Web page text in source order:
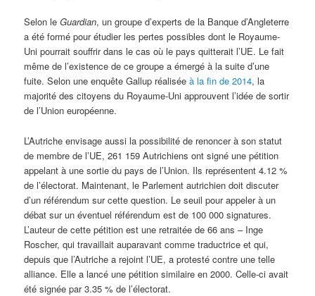
Selon leGuardian, un groupe d’experts de la Banque d’Angleterre
a été formé pour étudier les pertes possibles dont le Royaume-
Uni pourrait souffrir dans le cas où le pays quitterait l’UE. Le fait
même de l’existence de ce groupe a émergé à la suite d’une
fuite. Selon une enquête Gallup réaliséeà la fin de 2014, la
majorité des citoyens du Royaume-Uni approuvent l’idée de sortir
de l’Union européenne.
L’Autriche envisage aussi la possibilité de renoncer à son statut
de membre de l’UE, 261 159 Autrichiens ont signé une pétition
appelant à une sortie du pays de l’Union. Ils représentent 4.12 %
de l’électorat. Maintenant, le Parlement autrichien doit discuter
d’un référendum sur cette question. Le seuil pour appeler à un
débat sur un éventuel référendum est de 100 000 signatures.
L’auteur de cette pétition est une retraitée de 66 ans – Inge
Roscher, qui travaillait auparavant comme traductrice et qui,
depuis que l’Autriche a rejoint l’UE, a protesté contre une telle
alliance. Elle a lancé une pétition similaire en 2000. Celle-ci avait
été signée par 3.35 % de l’électorat.